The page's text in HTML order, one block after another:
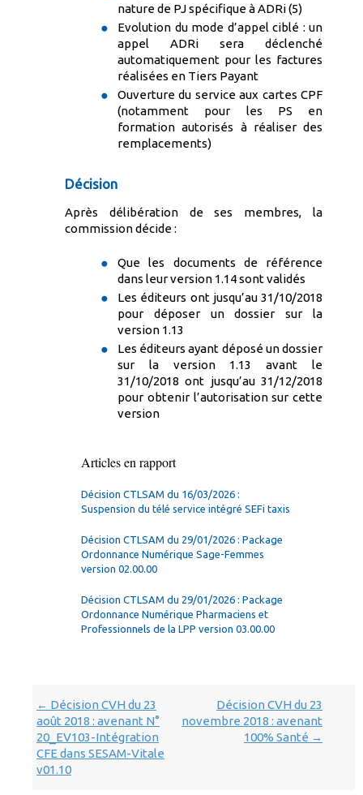
nature de PJ spécifique à ADRi (5)
Evolution du mode d’appel ciblé : un
appel ADRi sera déclenché
automatiquement pour les factures
réalisées en Tiers Payant
Ouverture du service aux cartes CPF
(notamment pour les PS en
formation autorisés à réaliser des
remplacements)
Décision
Après délibération de ses membres, la
commission décide :
Que les documents de référence
dans leur version 1.14 sont validés
Les éditeurs ont jusqu’au 31/10/2018
pour déposer un dossier sur la
version 1.13
Les éditeurs ayant déposé un dossier
sur la version 1.13 avant le
31/10/2018 ont jusqu’au 31/12/2018
pour obtenir l’autorisation sur cette
version
Articles en rapport
Décision CTLSAM du 16/03/2026 :
Suspension du télé service intégré SEFi taxis
Décision CTLSAM du 29/01/2026 : Package
Ordonnance Numérique Sage-Femmes
version 02.00.00
Décision CTLSAM du 29/01/2026 : Package
Ordonnance Numérique Pharmaciens et
Professionnels de la LPP version 03.00.00
Navigation
dans
les
articles
← Décision CVH du 23
août 2018 : avenant N°
20_EV103-Intégration
CFE dans SESAM-Vitale
v01.10
Décision CVH du 23
novembre 2018 : avenant
100% Santé →